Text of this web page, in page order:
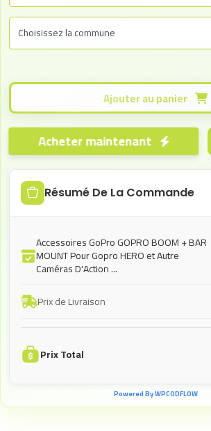
Acheter maintenant
Résumé De La Commande
Accessoires GoPro GOPRO BOOM + BAR
MOUNT Pour Gopro HERO et Autre
Caméras D'Action ...
Prix de Livraison
Prix Total
Powered By WPCODFLOW